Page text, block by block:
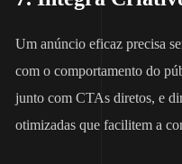
Um anúncio eficaz precisa
com o comportamento do
junto com CTAs diretos, e
otimizadas que facilitem a